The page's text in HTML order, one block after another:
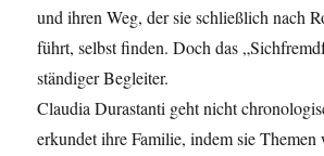
und ihren Weg, der sie schließlich nach
führt, selbst finden. Doch das
ständiger Begleiter.
Claudia Durastanti geht nicht
erkundet ihre Familie, indem sie Themen